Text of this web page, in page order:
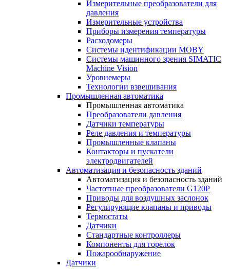
Измерительные преобразователи для
давления
Измерительные устройства
Приборы измерения температуры
Расходомеры
Системы идентификации MOBY
Системы машинного зрения SIMATIC
Machine Vision
Уровнемеры
Технологии взвешивания
Промышленная автоматика
Промышленная автоматика
Преобразователи давления
Датчики температуры
Реле давления и температуры
Промышленные клапаны
Контакторы и пускатели
электродвигателей
Автоматизация и безопасность зданий
Автоматизация и безопасность зданий
Частотные преобразователи G120P
Приводы для воздушных заслонок
Регулирующие клапаны и приводы
Термостаты
Датчики
Стандартные контроллеры
Компоненты для горелок
Пожарообнаружение
Датчики